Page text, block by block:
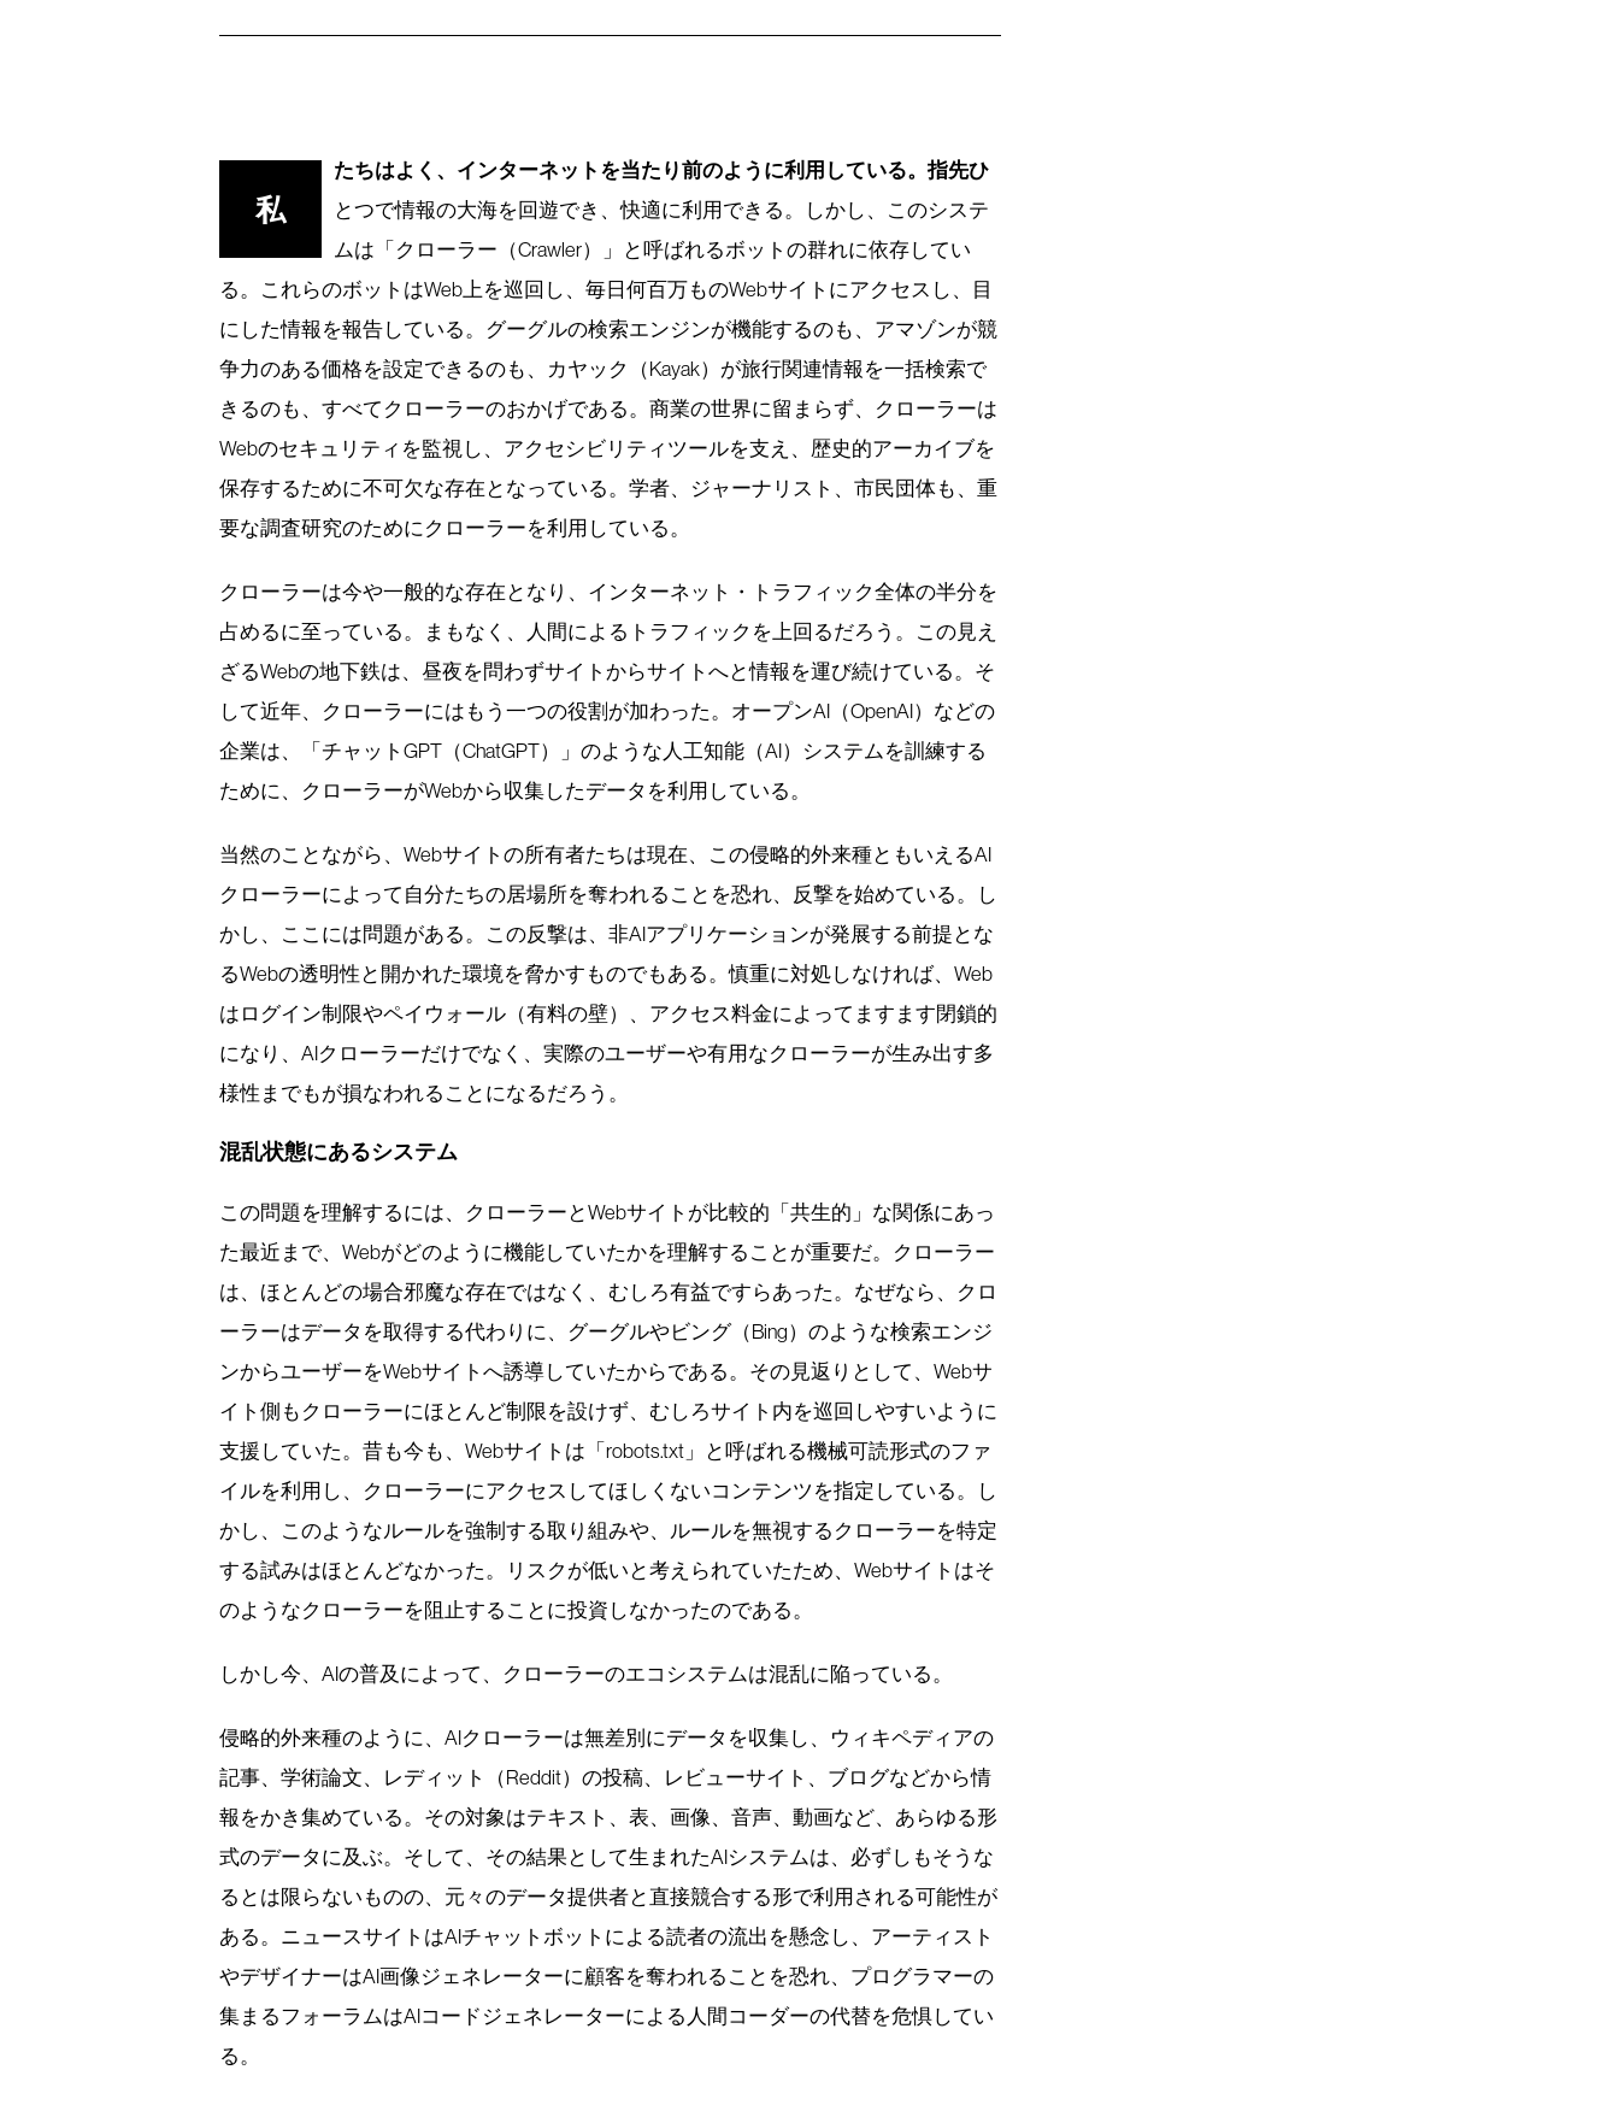
私
たちはよく、インターネットを当たり前のように利用している。指先ひ
とつで情報の大海を回遊でき、快適に利用できる。しかし、このシステ
ムは「クローラー（Crawler）」と呼ばれるボットの群れに依存してい
る。これらのボットはWeb上を巡回し、毎日何百万ものWebサイトにアクセスし、目
にした情報を報告している。グーグルの検索エンジンが機能するのも、アマゾンが競
争力のある価格を設定できるのも、カヤック（Kayak）が旅行関連情報を一括検索で
きるのも、すべてクローラーのおかげである。商業の世界に留まらず、クローラーは
Webのセキュリティを監視し、アクセシビリティツールを支え、歴史的アーカイブを
保存するために不可欠な存在となっている。学者、ジャーナリスト、市民団体も、重
要な調査研究のためにクローラーを利用している。
クローラーは今や一般的な存在となり、インターネット・トラフィック全体の半分を
占めるに至っている。まもなく、人間によるトラフィックを上回るだろう。この見え
ざるWebの地下鉄は、昼夜を問わずサイトからサイトへと情報を運び続けている。そ
して近年、クローラーにはもう一つの役割が加わった。オープンAI（OpenAI）などの
企業は、「チャットGPT（ChatGPT）」のような人工知能（AI）システムを訓練する
ために、クローラーがWebから収集したデータを利用している。
当然のことながら、Webサイトの所有者たちは現在、この侵略的外来種ともいえるAI
クローラーによって自分たちの居場所を奪われることを恐れ、反撃を始めている。し
かし、ここには問題がある。この反撃は、非AIアプリケーションが発展する前提とな
るWebの透明性と開かれた環境を脅かすものでもある。慎重に対処しなければ、Web
はログイン制限やペイウォール（有料の壁）、アクセス料金によってますます閉鎖的
になり、AIクローラーだけでなく、実際のユーザーや有用なクローラーが生み出す多
様性までもが損なわれることになるだろう。
混乱状態にあるシステム
この問題を理解するには、クローラーとWebサイトが比較的「共生的」な関係にあっ
た最近まで、Webがどのように機能していたかを理解することが重要だ。クローラー
は、ほとんどの場合邪魔な存在ではなく、むしろ有益ですらあった。なぜなら、クロ
ーラーはデータを取得する代わりに、グーグルやビング（Bing）のような検索エンジ
ンからユーザーをWebサイトへ誘導していたからである。その見返りとして、Webサ
イト側もクローラーにほとんど制限を設けず、むしろサイト内を巡回しやすいように
支援していた。昔も今も、Webサイトは「robots.txt」と呼ばれる機械可読形式のファ
イルを利用し、クローラーにアクセスしてほしくないコンテンツを指定している。し
かし、このようなルールを強制する取り組みや、ルールを無視するクローラーを特定
する試みはほとんどなかった。リスクが低いと考えられていたため、Webサイトはそ
のようなクローラーを阻止することに投資しなかったのである。
しかし今、AIの普及によって、クローラーのエコシステムは混乱に陥っている。
侵略的外来種のように、AIクローラーは無差別にデータを収集し、ウィキペディアの
記事、学術論文、レディット（Reddit）の投稿、レビューサイト、ブログなどから情
報をかき集めている。その対象はテキスト、表、画像、音声、動画など、あらゆる形
式のデータに及ぶ。そして、その結果として生まれたAIシステムは、必ずしもそうな
るとは限らないものの、元々のデータ提供者と直接競合する形で利用される可能性が
ある。ニュースサイトはAIチャットボットによる読者の流出を懸念し、アーティスト
やデザイナーはAI画像ジェネレーターに顧客を奪われることを恐れ、プログラマーの
集まるフォーラムはAIコードジェネレーターによる人間コーダーの代替を危惧してい
る。